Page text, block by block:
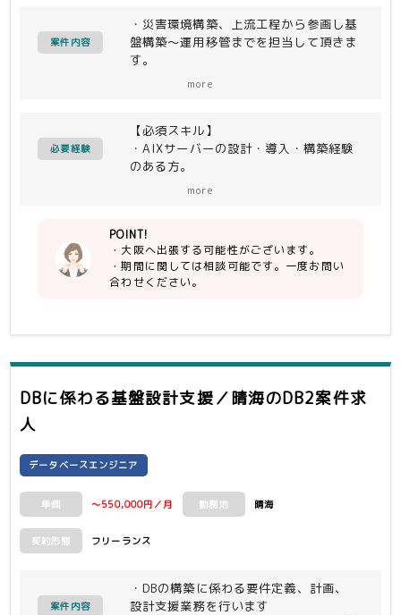
案件内容
・災害環境構築、上流工程から参画し基
盤構築～運用移管までを担当して頂きま
す。
等も行います。
more
必要経験
【必須スキル】
・AIXサーバーの設計・導入・構築経験
のある方。
調性を取れる方。
more
POINT!
・大阪へ出張する可能性がございます。
・期間に関しては相談可能です。一度お問い
合わせください。
DBに係わる基盤設計支援／晴海のDB2案件求
人
データベースエンジニア
単価 ～550,000円／月 勤務地 晴海
契約形態 フリーランス
案件内容
・DBの構築に係わる要件定義、計画、
設計支援業務を行います